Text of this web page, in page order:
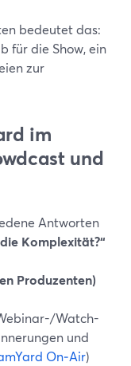
bedeutet das:
für die Show, ein
zur
im
und
Antworten
Komplexität?“
Produzenten)
Watch-
und
On‑Air)